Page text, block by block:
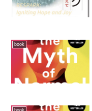
book